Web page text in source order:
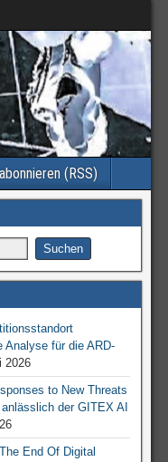
(RSS)
Analyse für die ARD-
2026
to New Threats
der GITEX AI
End Of Digital